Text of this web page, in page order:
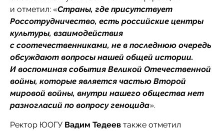
и отметил: «Страны, где присутствует
Россотрудничество, есть российские центры
культуры, взаимодействия
с соотечественниками, не в последнюю очередь
обсуждают вопросы нашей общей истории.
И воспоминая события Великой Отечественной
войны, которые является частью Второй
мировой войны, внутри нашего общества нет
разногласий по вопросу геноцида».
Ректор ЮОГУ Вадим Тедеев также отметил